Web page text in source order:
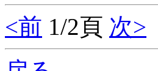
<前 1/2頁 次>